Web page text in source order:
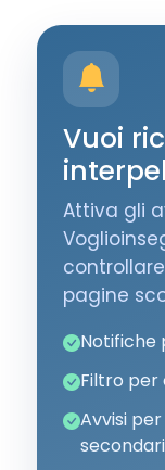
Vuoi
Attiva gli
pagine
Notifiche
Filtro per
Avvisi